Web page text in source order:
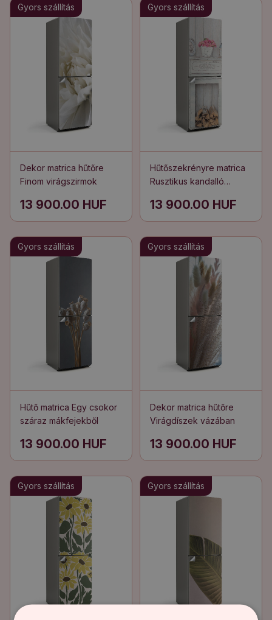
Gyors szállítás
Dekor matrica hűtőre
Finom virágszirmok
13 900.00 HUF
Gyors szállítás
Hűtőszekrényre matrica
Rusztikus kandalló
13 900.00 HUF
Gyors szállítás
Hűtő matrica Egy csokor
száraz mákfejekből
13 900.00 HUF
Gyors szállítás
Dekor matrica hűtőre
Virágdíszek vázában
13 900.00 HUF
Gyors szállítás Gyors szállítás